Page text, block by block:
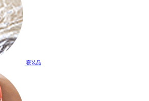
寝装品